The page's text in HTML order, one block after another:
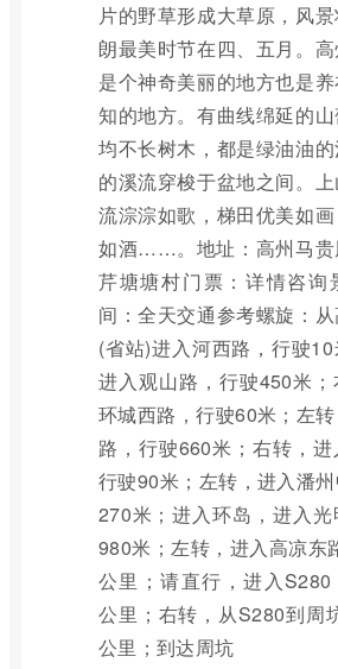
片的野草形成大草原，风
朗最美时节在四、五月。
是个神奇美丽的地方也是
知的地方。有曲线绵延的山
均不长树木，都是绿油油
的溪流穿梭于盆地之间。
流淙淙如歌，梯田优美如
如酒……。地址：高州马贵
芹塘塘村门票：详情咨询
间：全天交通参考螺旋：
(省站)进入河西路，行驶10
进入观山路，行驶450米；
环城西路，行驶60米；左
路，行驶660米；右转，进
行驶90米；左转，进入潘
270米；进入环岛，进入
980米；左转，进入高凉东
公里；请直行，进入
公里；右转，从S280到周
公里；到达周坑